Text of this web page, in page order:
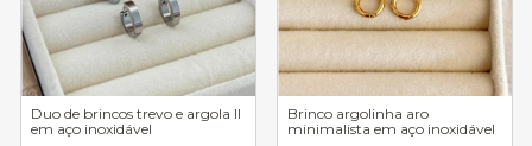
Duo de brincos trevo e argola II
em aço inoxidável
Brinco argolinha aro
minimalista em aço inoxidável